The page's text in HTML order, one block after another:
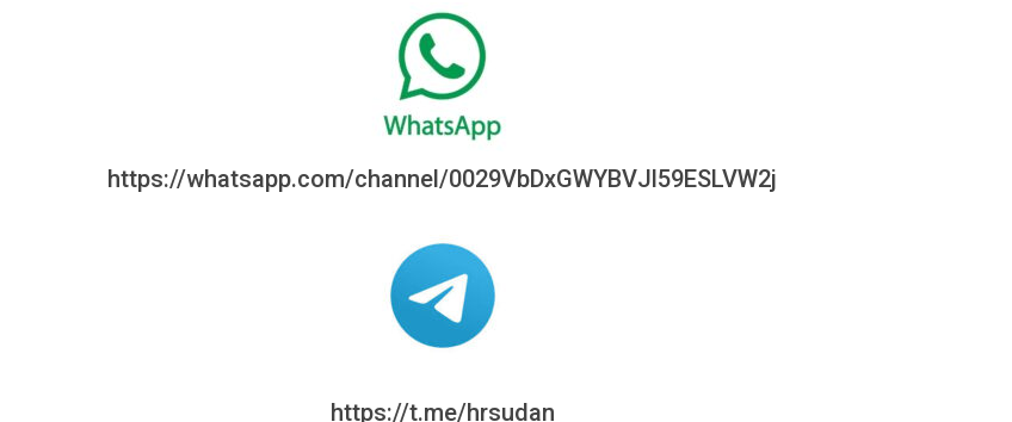
https://whatsapp.com/channel/0029VbDxGWYBVJl59ESLVW2j
https://t.me/hrsudan